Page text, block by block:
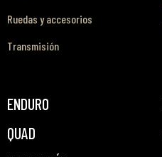
Ruedas y accesorios
Transmisión
ENDURO
QUAD